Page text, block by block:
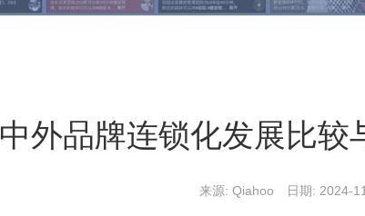
中外品牌连锁化发展比较
来源: Qiahoo 日期: 2024-